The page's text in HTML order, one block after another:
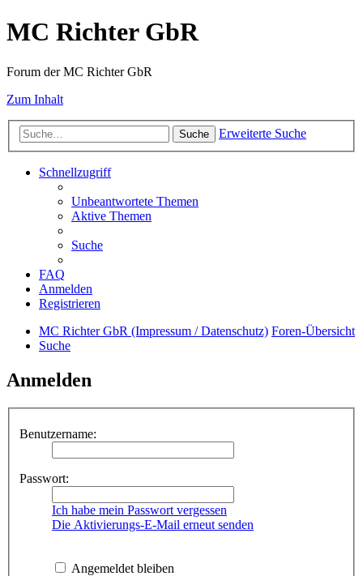
MC Richter GbR
Forum der MC Richter GbR
Zum Inhalt
Suche Erweiterte Suche
Schnellzugriff
Unbeantwortete Themen
Aktive Themen
Suche
FAQ
Anmelden
Registrieren
MC Richter GbR (Impressum / Datenschutz) Foren-Übersicht
Suche
Anmelden
Benutzername:
Passwort:
Ich habe mein Passwort vergessen
Die Aktivierungs-E-Mail erneut senden
Angemeldet bleiben